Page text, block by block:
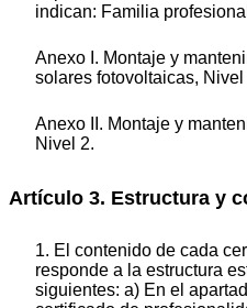
indican: Familia
Anexo I. Montaje y
solares fotovoltaicas, Nivel
Anexo II. Montaje y
Nivel 2.
Artículo 3. Estructura y
1. El contenido de cada
responde a la estructura
siguientes: a) En el